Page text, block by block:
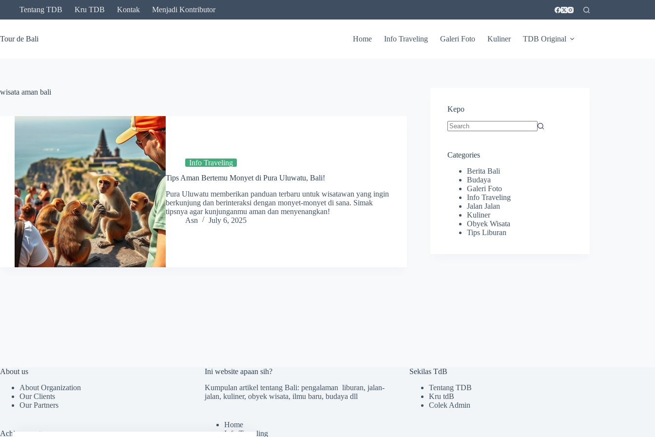
content
Tentang TDB Kru TDB Kontak Menjadi Kontributor
Tour de Bali Home Info Traveling Galeri Foto Kuliner TDB Original
wisata aman bali
Info Traveling
Tips Aman Bertemu Monyet di Pura Uluwatu, Bali!
Pura Uluwatu memberikan panduan terbaru untuk wisatawan yang ingin
berkunjung dan berinteraksi dengan monyet-monyet di sana. Simak
tipsnya agar kunjunganmu aman dan menyenangkan!
Asn
July 6, 2025
Kepo
Categories
Berita Bali
Budaya
Galeri Foto
Info Traveling
Jalan Jalan
Kuliner
Obyek Wisata
Tips Liburan
About us
About Organization
Our Clients
Our Partners
Achievements
Ini website apaan sih?
Kumpulan artikel tentang Bali: pengalaman liburan, jalan-
jalan, kuliner, obyek wisata, ilmu baru, budaya dll
Home
Info Traveling
Sekilas TdB
Tentang TDB
Kru tdB
Colek Admin